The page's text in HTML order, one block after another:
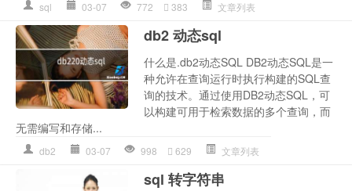
sql 03-07 772 383 文章列表
db2 动态sql
什么是.db2动态SQL DB2动态SQL是一
种允许在查询运行时执行构建的SQL查
询的技术。通过使用DB2动态SQL，可
以构建可用于检索数据的多个查询，而
无需编写和存储...
db2 03-07 998 629 文章列表
sql 转字符串